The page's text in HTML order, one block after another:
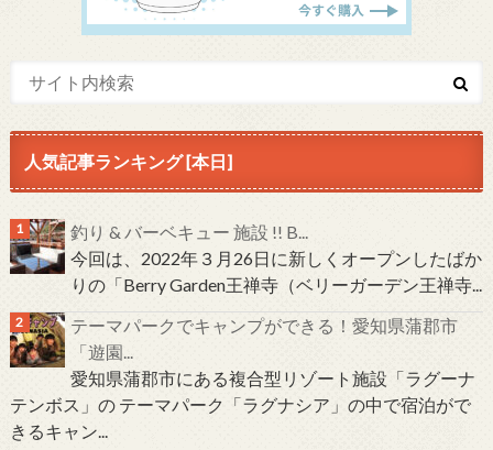
人気記事ランキング [本日]
釣り & バーベキュー 施設 !! B...
今回は、2022年３月26日に新しくオープンしたばか
りの「Berry Garden王禅寺（ベリーガーデン王禅寺...
テーマパークでキャンプができる！愛知県蒲郡市
「遊園...
愛知県蒲郡市にある複合型リゾート施設「ラグーナ
テンボス」の テーマパーク「ラグナシア」の中で宿泊がで
きるキャン...